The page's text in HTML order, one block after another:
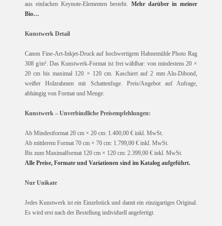
aus einfachen Keynote-Elementen besteht. Mehr darüber in meiner
Bio…
Kunstwerk Detail
Canon Fine-Art-Inkjet-Druck auf hochwertigem Hahnemühle Photo Rag
308 g/m². Das Kunstwerk-Format ist frei wählbar: von mindestens 20 ×
20 cm bis maximal 120 × 120 cm. Kaschiert auf 2 mm Alu-Dibond,
weißer Holzrahmen mit Schattenfuge. Preis/Angebot auf Anfrage,
abhängig von Format und Menge.
Kunstwerk – Unverbindliche Preisempfehlungen:
Ab Mindestformat 20 cm × 20 cm: 1.400,00 € inkl. MwSt.
Ab mittlerem Format 70 cm × 70 cm: 1.799,00 € inkl. MwSt.
Bis zum Maximalformat 120 cm × 120 cm: 2.399,00 € inkl. MwSt.
Alle Preise, Formate und Variationen sind im Katalog aufgeführt.
Nur Unikate
Jedes Kunstwerk ist ein Einzelstück und damit ein einzigartiges Original.
Es wird erst nach der Bestellung individuell angefertigt.